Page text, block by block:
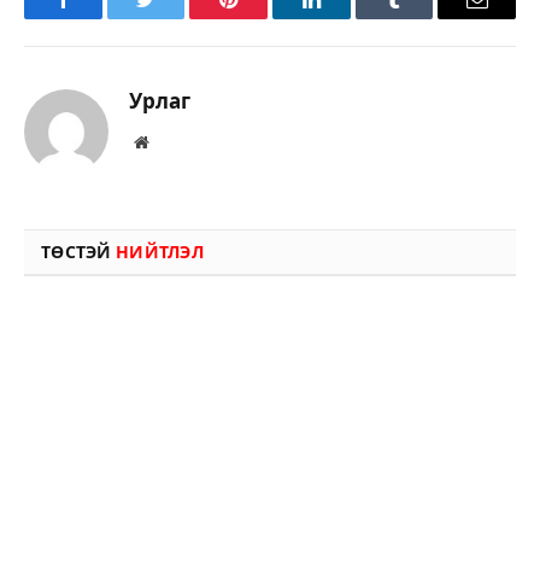
FacebookTwitter Pinterest LinkedInTumblr Имэйл
Урлаг
Вэбсайт
ТӨСТЭЙ НИЙТЛЭЛ